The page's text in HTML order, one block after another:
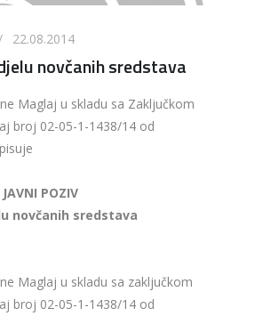
22.08.2014
novčanih sredstava
Maglaj u skladu sa Zaključkom
broj 02-05-1-1438/14 od
JAVNI POZIV
novčanih sredstava
Maglaj u skladu sa zaključkom
broj 02-05-1-1438/14 od